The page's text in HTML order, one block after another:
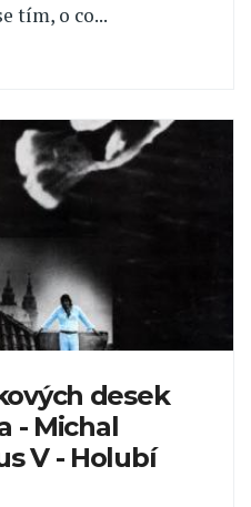
tím, o co...
desek
- Michal
V - Holubí